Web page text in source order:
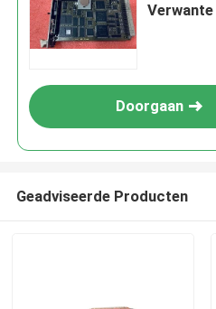
Doorgaan
Geadviseerde Producten